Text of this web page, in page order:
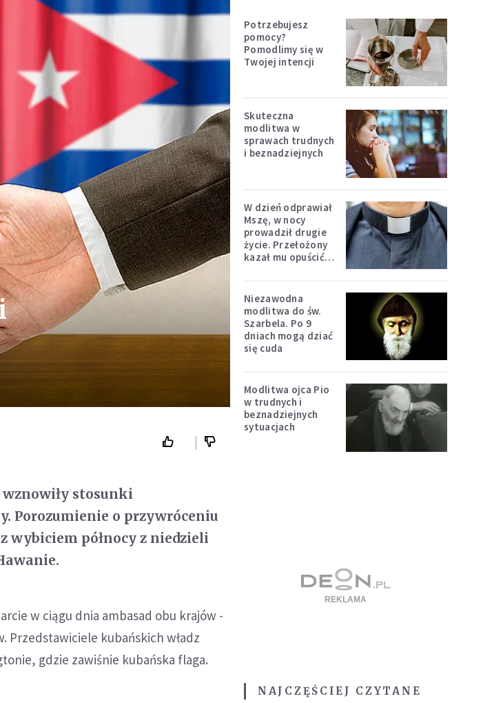
stosunki
Porozumienie o przywróceniu
wybiciem północy z niedzieli
w ciągu dnia ambasad obu krajów -
Przedstawiciele kubańskich władz
gdzie zawiśnie kubańska flaga.
Potrzebujesz
pomocy?
Pomodlimy się w
Twojej intencji
Skuteczna
modlitwa w
sprawach trudnych
i beznadziejnych
W dzień odprawiał
Mszę, w nocy
prowadził drugie
życie. Przełożony
kazał mu opuścić
Niezawodna
modlitwa do św.
Szarbela. Po 9
dniach mogą dziać
się cuda
Modlitwa ojca Pio
w trudnych i
beznadziejnych
sytuacjach
NAJCZĘŚCIEJ CZYTANE